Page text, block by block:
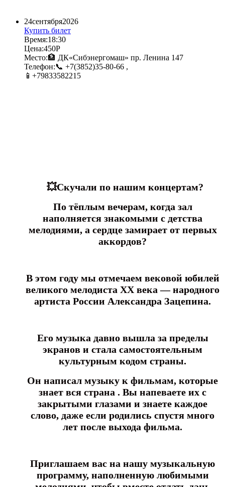
24​сентября​2026​
Купить билет
Время:18:30​
Цена:450Р​
Место:🏦 ДК«Сибэнергомаш» пр. Ленина 147​
Телефон:📞 +7(3852)35-80-66 ,
📱+79833582215
💥Скучали по нашим концертам?
По тёплым вечерам, когда зал
наполняется знакомыми с детства
мелодиями, а сердце замирает от первых
аккордов?
В этом году мы отмечаем вековой юбилей
великого мелодиста XX века —народного
артиста России Александра Зацепина.
Его музыка давно вышла за пределы
экранов и стала самостоятельным
культурным кодом страны.
Он написал музыку к фильмам, которые
знает вся страна . Вы напеваете их с
закрытыми глазами и знаете каждое
слово, даже если родились спустя много
лет после выхода фильма.
Приглашаем вас на нашу музыкальную
программу, наполненную любимыми